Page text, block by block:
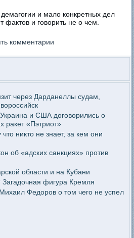
и мало конкретных дел
фактов и говорить не о чем.
комментарии
через Дарданеллы судам,
и США договорились о
ракет «Пэтриот»
никто не знает, за кем они
об «адских санкциях» против
области и на Кубани
Загадочная фигура Кремля
Федоров о том чего не успел